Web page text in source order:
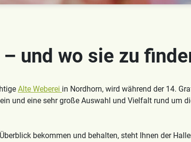
und wo sie zu
Alte Weberei in Nordhorn, wird während der 14.
und eine sehr große Auswahl und Vielfalt rund um
bekommen und behalten, steht Ihnen der